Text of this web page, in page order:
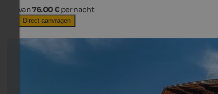
van76.00 € per nacht
Direct aanvragen